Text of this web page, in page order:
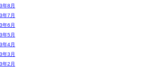
年8月
年7月
年6月
年5月
年4月
年3月
年2月